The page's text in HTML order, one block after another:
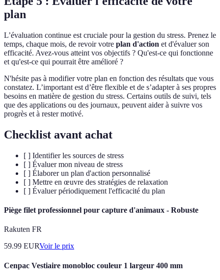
plan
L’évaluation continue est cruciale pour la gestion du stress. Prenez le
temps, chaque mois, de revoir votre plan d'action et d'évaluer son
efficacité. Avez-vous atteint vos objectifs ? Qu'est-ce qui fonctionne
et qu'est-ce qui pourrait être amélioré ?
N'hésite pas à modifier votre plan en fonction des résultats que vous
constatez. L’important est d’être flexible et de s’adapter à ses propres
besoins en matière de gestion du stress. Certains outils de suivi, tels
que des applications ou des journaux, peuvent aider à suivre vos
progrès et à rester motivé.
Checklist avant achat
[ ] Identifier les sources de stress
[ ] Évaluer mon niveau de stress
[ ] Élaborer un plan d'action personnalisé
[ ] Mettre en œuvre des stratégies de relaxation
[ ] Évaluer périodiquement l'efficacité du plan
Piège filet professionnel pour capture d'animaux - Robuste
Rakuten FR
59.99 EURVoir le prix
Cenpac Vestiaire monobloc couleur 1 largeur 400 mm